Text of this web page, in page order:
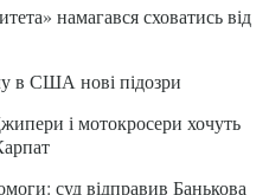
намагався сховатись від
в США нові підозри
і мотокросери хочуть
суд відправив Банькова